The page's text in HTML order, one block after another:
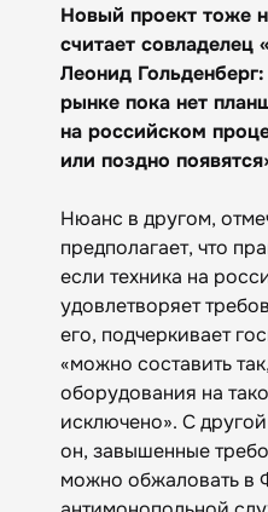
Новый проект тоже
считает совладелец
Леонид
рынке пока нет
на российском
или поздно
Нюанс в другом,
предполагает, что
если техника на
удовлетворяет
его, подчеркивает
«можно составить
оборудования на
исключено». С
он, завышенные
можно обжаловать в